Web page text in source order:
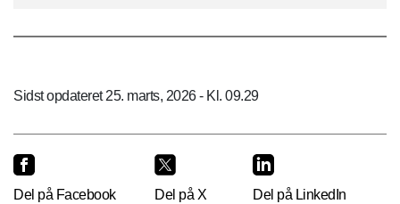
Sidst opdateret 25. marts, 2026 - Kl. 09.29
Del på Facebook Del på X
Del på LinkedIn